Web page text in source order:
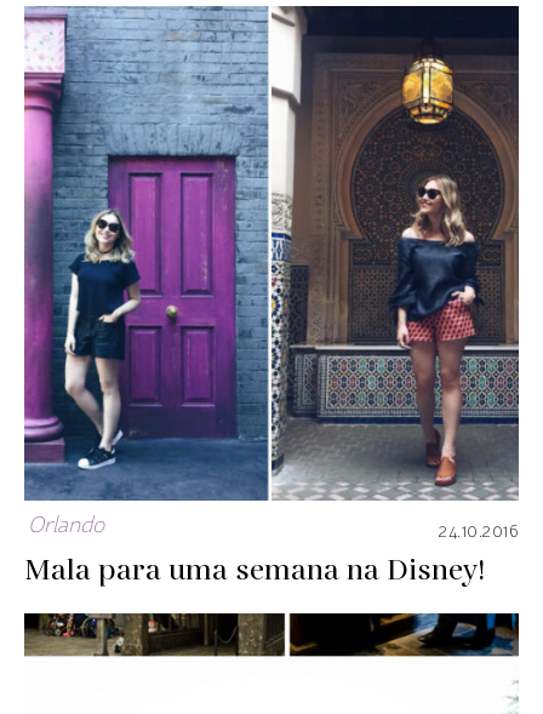
Orlando 24.10.2016
Mala para uma semana na Disney!